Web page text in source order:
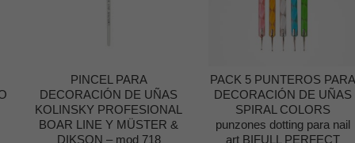
PINCEL PARA
DECORACIÓN DE UÑAS
KOLINSKY PROFESIONAL
BOAR LINE Y MÜSTER &
DIKSON – mod 718
PACK 5 PUNTEROS PARA
DECORACIÓN DE UÑAS
SPIRAL COLORS
punzones dotting para nail
art BIFULL PERFECT